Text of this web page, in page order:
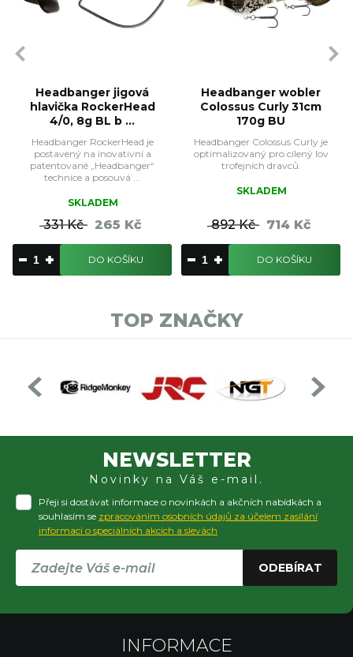
Headbanger jigová
hlavička RockerHead
4/0, 8g BL b ...
Headbanger RockerHead je
postavený na inovativní a
patentované „Headbanger“
technice a posouvá ...
SKLADEM
331 Kč 265 Kč
DO KOŠÍKU
Headbanger wobler
Colossus Curly 31cm
170g BU
Headbanger Colossus Curly je
optimalizovaný pro cílený lov
trofejních dravců.
SKLADEM
892 Kč 714 Kč
DO KOŠÍKU
TOP ZNAČKY
NEWSLETTER
Novinky na Váš e-mail.
Přeji si dostávat informace o novinkách a akčních nabídkách a
souhlasím se zpracováním osobních údajů za účelem zasílání
informací o speciálních akcích a slevách
ODEBÍRAT
INFORMACE